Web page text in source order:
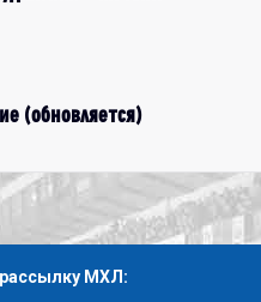
(обновляется)
МХЛ: